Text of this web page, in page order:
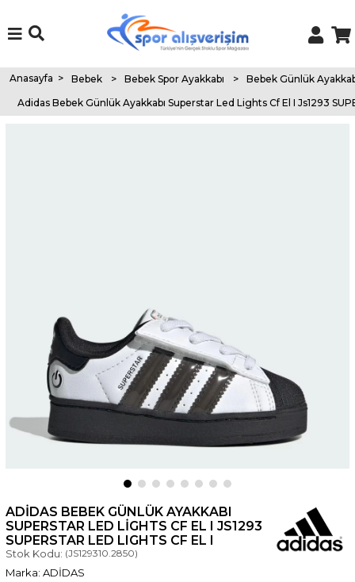
Anasayfa > Bebek > Bebek Spor Ayakkabı >
Bebek Günlük
Adidas Bebek Günlük Ayakkabı Superstar Led Lights Cf El I Js1293
ADIDAS BEBEK GÜNLÜK AYAKKABI
SUPERSTAR LED LIGHTS CF EL I JS1293
SUPERSTAR LED LIGHTS CF EL I
Stok Kodu: (JS129310.2850)
ADİDAS